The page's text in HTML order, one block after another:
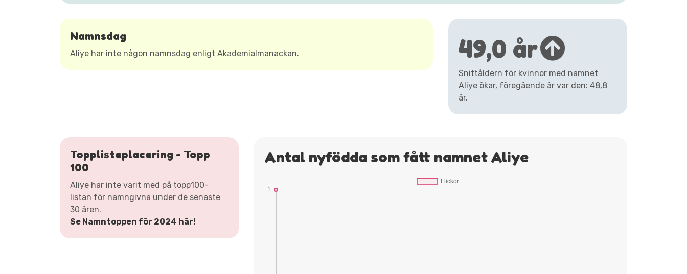
Namnsdag
Aliye har inte någon namnsdag enligt Akademialmanackan. 49,0 år
Snittåldern för kvinnor med namnet
Aliye ökar, föregående år var den: 48,8
år.
Topplisteplacering - Topp
100
Aliye har inte varit med på topp100-
listan för namngivna under de senaste
30 åren.
Se Namntoppen för 2024 här!
Antal nyfödda som fått namnet Aliye